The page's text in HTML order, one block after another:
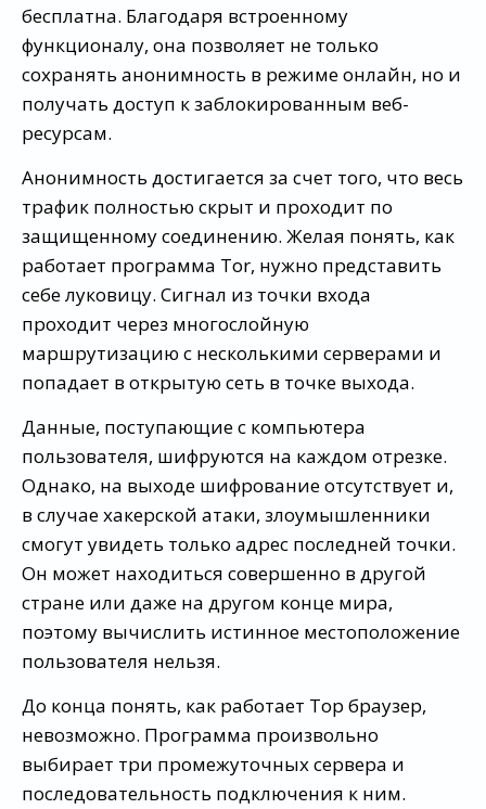
бесплатна. Благодаря встроенному
функционалу, она позволяет не только
сохранять анонимность в режиме онлайн, но и
получать доступ к заблокированным веб-
ресурсам.
Анонимность достигается за счет того, что весь
трафик полностью скрыт и проходит по
защищенному соединению. Желая понять, как
работает программа Tor, нужно представить
себе луковицу. Сигнал из точки входа
проходит через многослойную
маршрутизацию с несколькими серверами и
попадает в открытую сеть в точке выхода.
Данные, поступающие с компьютера
пользователя, шифруются на каждом отрезке.
Однако, на выходе шифрование отсутствует и,
в случае хакерской атаки, злоумышленники
смогут увидеть только адрес последней точки.
Он может находиться совершенно в другой
стране или даже на другом конце мира,
поэтому вычислить истинное местоположение
пользователя нельзя.
До конца понять, как работает Тор браузер,
невозможно. Программа произвольно
выбирает три промежуточных сервера и
последовательность подключения к ним.